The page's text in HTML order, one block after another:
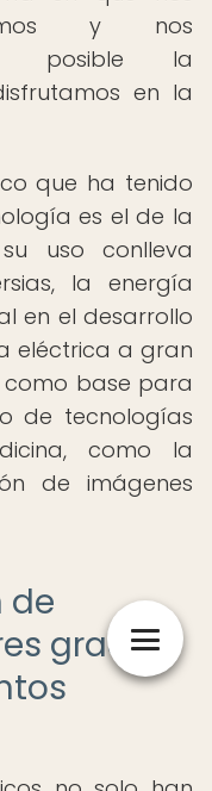
y nos
posible la
en la
que ha tenido
es el de la
uso conlleva
la energía
en el desarrollo
eléctrica a gran
como base para
de tecnologías
como la
de imágenes
de
gracias